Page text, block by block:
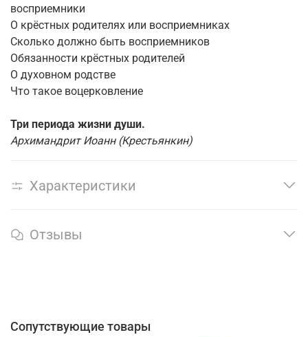
восприемники
О крёстных родителях или восприемниках
Сколько должно быть восприемников
Обязанности крёстных родителей
О духовном родстве
Что такое воцерковление
Три периода жизни души.
Архимандрит Иоанн (Крестьянкин)
Характеристики
Отзывы
Сопутствующие товары